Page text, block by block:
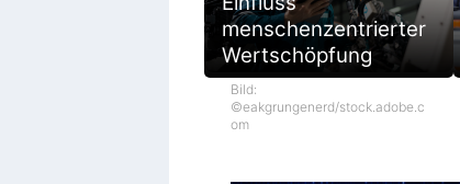
menschenzentrierter
Wertschöpfung
Bild:
©eakgrungenerd/stock.adobe.c
om